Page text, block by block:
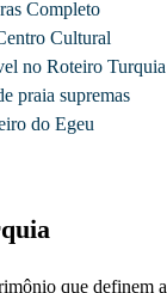
Completo
Cultural
no Roteiro Turquia
praia supremas
do Egeu
que definem a